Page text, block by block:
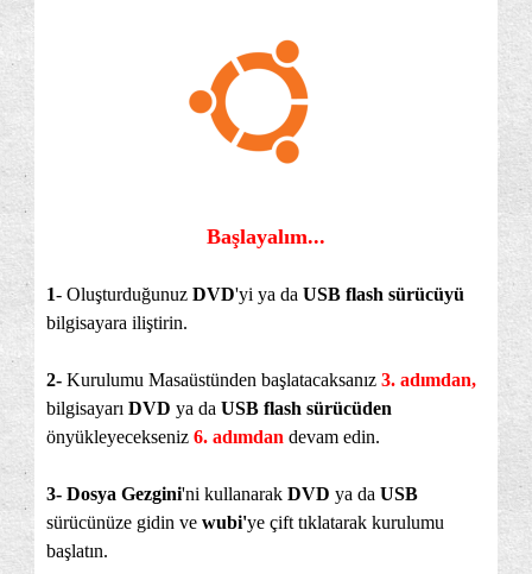
Başlayalım...
1- Oluşturduğunuz DVD'yi ya da USB flash sürücüyü
bilgisayara iliştirin.
2- Kurulumu Masaüstünden başlatacaksanız 3. adımdan,
bilgisayarı DVD ya da USB flash sürücüden
önyükleyecekseniz 6. adımdan devam edin.
3- Dosya Gezgini'ni kullanarak DVD ya da USB
sürücünüze gidin ve wubi'ye çift tıklatarak kurulumu
başlatın.